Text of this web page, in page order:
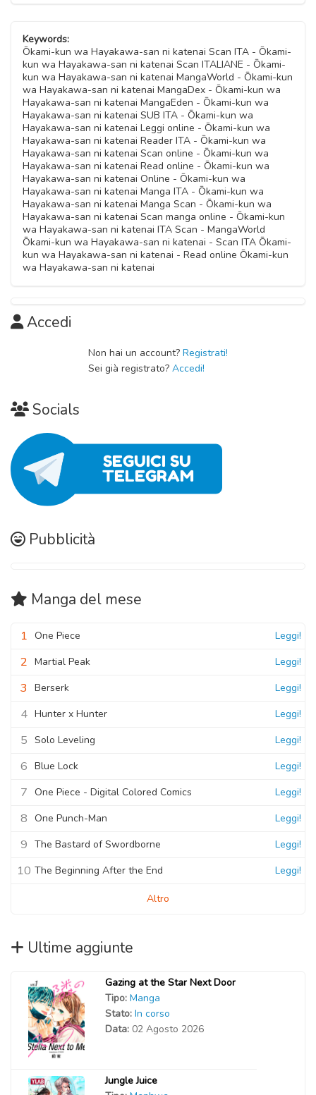
Keywords:
Ōkami-kun wa Hayakawa-san ni katenai Scan ITA - Ōkami-
kun wa Hayakawa-san ni katenai Scan ITALIANE - Ōkami-
kun wa Hayakawa-san ni katenai MangaWorld - Ōkami-kun
wa Hayakawa-san ni katenai MangaDex - Ōkami-kun wa
Hayakawa-san ni katenai MangaEden - Ōkami-kun wa
Hayakawa-san ni katenai SUB ITA - Ōkami-kun wa
Hayakawa-san ni katenai Leggi online - Ōkami-kun wa
Hayakawa-san ni katenai Reader ITA - Ōkami-kun wa
Hayakawa-san ni katenai Scan online - Ōkami-kun wa
Hayakawa-san ni katenai Read online - Ōkami-kun wa
Hayakawa-san ni katenai Online - Ōkami-kun wa
Hayakawa-san ni katenai Manga ITA - Ōkami-kun wa
Hayakawa-san ni katenai Manga Scan - Ōkami-kun wa
Hayakawa-san ni katenai Scan manga online - Ōkami-kun
wa Hayakawa-san ni katenai ITA Scan - MangaWorld
Ōkami-kun wa Hayakawa-san ni katenai - Scan ITA Ōkami-
kun wa Hayakawa-san ni katenai - Read online Ōkami-kun
wa Hayakawa-san ni katenai
Accedi
Non hai un account? Registrati!
Sei già registrato? Accedi!
Socials
Pubblicità
Manga del mese
1 One Piece Leggi!
2 Martial Peak Leggi!
3 Berserk Leggi!
4 Hunter x Hunter Leggi!
5 Solo Leveling Leggi!
6 Blue Lock Leggi!
7 One Piece - Digital Colored Comics Leggi!
8 One Punch-Man Leggi!
9 The Bastard of Swordborne Leggi!
10 The Beginning After the End Leggi!
Altro
Ultime aggiunte
Gazing at the Star Next Door
Tipo: Manga
Stato: In corso
Data: 02 Agosto 2026
Jungle Juice